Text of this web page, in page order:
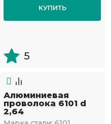
КУПИТЬ
5
Алюминиевая
проволока 6101 d
2,64